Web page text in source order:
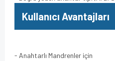
Kullanıcı Avantajları
- Anahtarlı Mandrenler için